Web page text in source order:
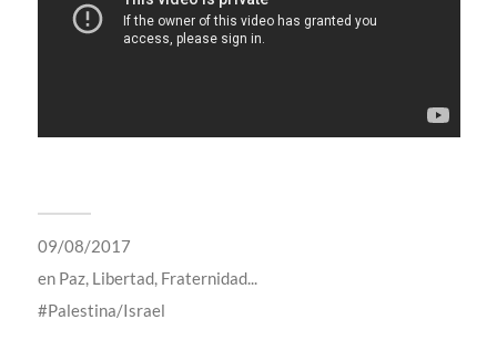
09/08/2017
en Paz, Libertad, Fraternidad...
Palestina/Israel